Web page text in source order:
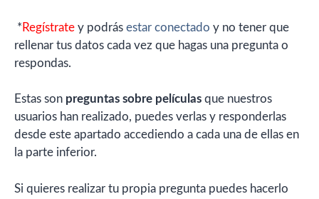
* Regístrate y podrás estar conectado y no tener que
rellenar tus datos cada vez que hagas una pregunta o
respondas.
Estas son preguntas sobre películas que nuestros
usuarios han realizado, puedes verlas y responderlas
desde este apartado accediendo a cada una de ellas en
la parte inferior.
Si quieres realizar tu propia pregunta puedes hacerlo